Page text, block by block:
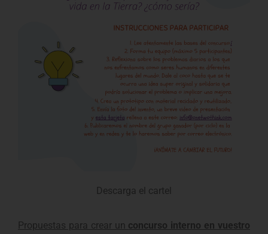
Descarga el cartel
Propuestas para crear un concurso interno en vuestro